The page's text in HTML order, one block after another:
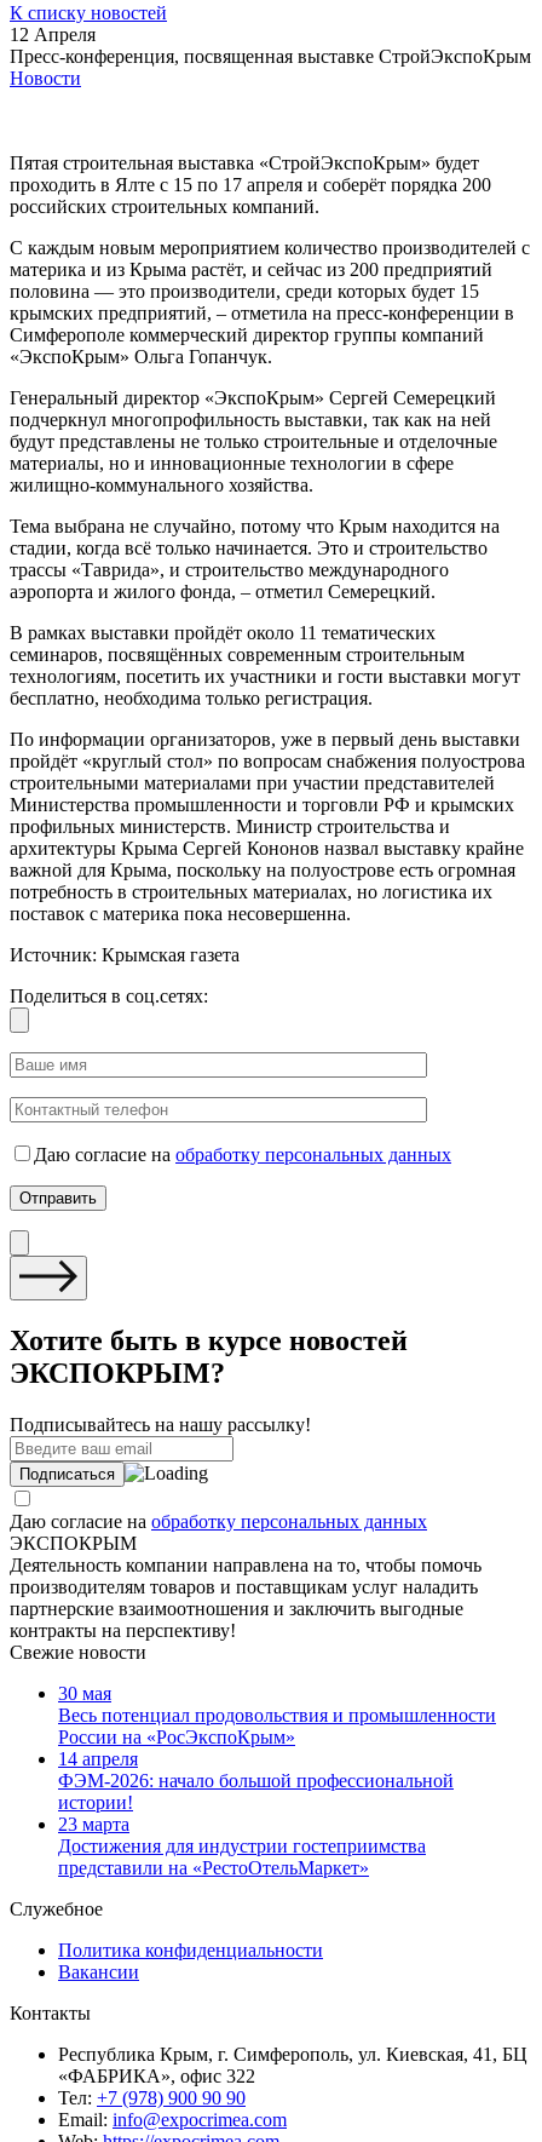
К списку новостей
12 Апреля
Пресс-конференция, посвященная выставке СтройЭкспоКрым
Новости
Пятая строительная выставка «СтройЭкспоКрым» будет
проходить в Ялте с 15 по 17 апреля и соберёт порядка 200
российских строительных компаний.
С каждым новым мероприятием количество производителей с
материка и из Крыма растёт, и сейчас из 200 предприятий
половина — это производители, среди которых будет 15
крымских предприятий, – отметила на пресс-конференции в
Симферополе коммерческий директор группы компаний
«ЭкспоКрым» Ольга Гопанчук.
Генеральный директор «ЭкспоКрым» Сергей Семерецкий
подчеркнул многопрофильность выставки, так как на ней
будут представлены не только строительные и отделочные
материалы, но и инновационные технологии в сфере
жилищно-коммунального хозяйства.
Тема выбрана не случайно, потому что Крым находится на
стадии, когда всё только начинается. Это и строительство
трассы «Таврида», и строительство международного
аэропорта и жилого фонда, – отметил Семерецкий.
В рамках выставки пройдёт около 11 тематических
семинаров, посвящённых современным строительным
технологиям, посетить их участники и гости выставки могут
бесплатно, необходима только регистрация.
По информации организаторов, уже в первый день выставки
пройдёт «круглый стол» по вопросам снабжения полуострова
строительными материалами при участии представителей
Министерства промышленности и торговли РФ и крымских
профильных министерств. Министр строительства и
архитектуры Крыма Сергей Кононов назвал выставку крайне
важной для Крыма, поскольку на полуострове есть огромная
потребность в строительных материалах, но логистика их
поставок с материка пока несовершенна.
Источник: Крымская газета
Поделиться в соц.сетях:
Даю согласие на обработку персональных данных
Хотите быть в курсе новостей
ЭКСПОКРЫМ?
Подписывайтесь на нашу рассылку!
Даю согласие на обработку персональных данных
ЭКСПОКРЫМ
Деятельность компании направлена на то, чтобы помочь
производителям товаров и поставщикам услуг наладить
партнерские взаимоотношения и заключить выгодные
контракты на перспективу!
Свежие новости
30 мая
Весь потенциал продовольствия и промышленности
России на «РосЭкспоКрым»
14 апреля
ФЭМ-2026: начало большой профессиональной
истории!
23 марта
Достижения для индустрии гостеприимства
представили на «РестоОтельМаркет»
Служебное
Политика конфиденциальности
Вакансии
Контакты
Республика Крым, г. Симферополь, ул. Киевская, 41, БЦ
«ФАБРИКА», офис 322
Тел: +7 (978) 900 90 90
Email: info@expocrimea.com